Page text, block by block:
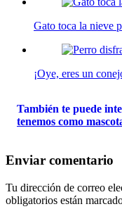
Gato toca la nieve
¡Oye, eres un
También te puede
tenemos como
Enviar comentario
Tu dirección de correo
obligatorios están